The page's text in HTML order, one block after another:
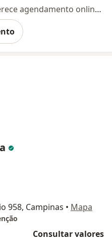
Esse especialista não oferece agendamento online para esse endereço.
958, Campinas • Mapa
Consultar valores